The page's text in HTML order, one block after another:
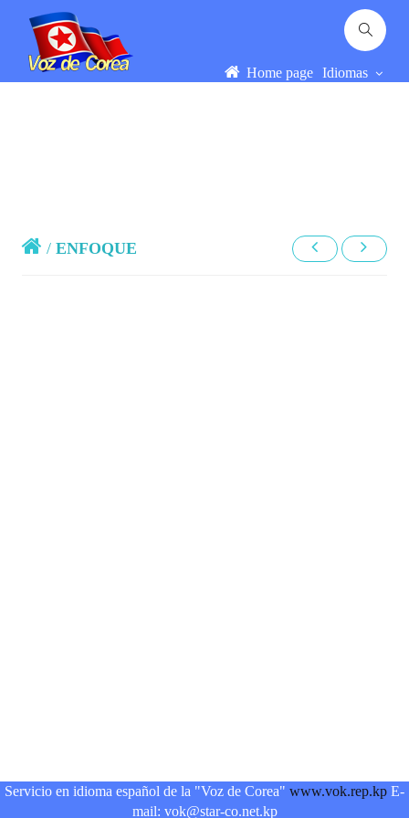
Home page Idiomas
/ENFOQUE
Servicio en idioma español de la "Voz de Corea" www.vok.rep.kp E-
mail: vok@star-co.net.kp